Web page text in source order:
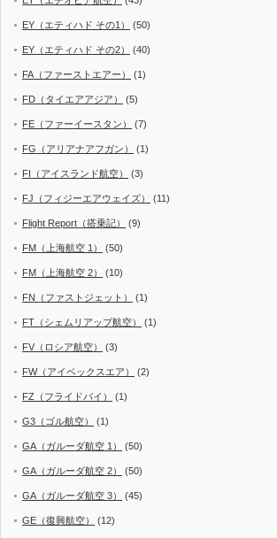
EY（エティハド その1） (50)
EY（エティハド その2） (40)
FA（ファーストエアー） (1)
FD（タイエアアジア） (5)
FE（ファーイースタン） (7)
FG（アリアナアフガン） (1)
FI（アイスランド航空） (3)
FJ（フィジーエアウェイズ） (11)
Flight Report（搭乗記） (9)
FM（上海航空 1） (50)
FM（上海航空 2） (10)
FN（ファストジェット） (1)
FT（シェムリアップ航空） (1)
FV（ロシア航空） (3)
FW（アイベックスエア） (2)
FZ（フライドバイ） (1)
G3（ゴル航空） (1)
GA（ガルーダ航空 1） (50)
GA（ガルーダ航空 2） (50)
GA（ガルーダ航空 3） (45)
GE（復興航空） (12)